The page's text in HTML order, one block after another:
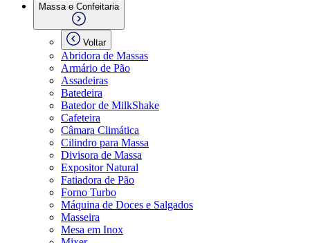
Massa e Confeitaria
Voltar
Abridora de Massas
Armário de Pão
Assadeiras
Batedeira
Batedor de MilkShake
Cafeteira
Câmara Climática
Cilindro para Massa
Divisora de Massa
Expositor Natural
Fatiadora de Pão
Forno Turbo
Máquina de Doces e Salgados
Masseira
Mesa em Inox